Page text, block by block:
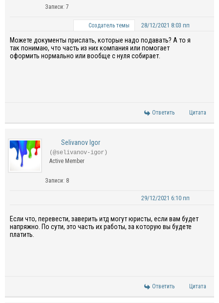
Записи: 7
Создатель темы 28/12/2021 8:03 пп
Можете документы прислать, которые надо подавать? А то я
так понимаю, что часть из них компания или помогает
оформить нормально или вообще с нуля собирает.
Ответить Цитата
Selivanov Igor
(@selivanov-igor)
Active Member
Записи: 8
29/12/2021 6:10 пп
Если что, перевести, заверить итд могут юристы, если вам будет
напряжно. По сути, это часть их работы, за которую вы будете
платить.
Ответить Цитата